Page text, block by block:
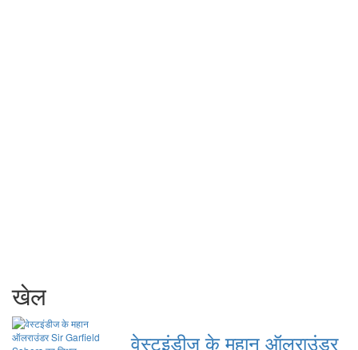
खेल
वेस्टइंडीज के महान ऑलराउंडर